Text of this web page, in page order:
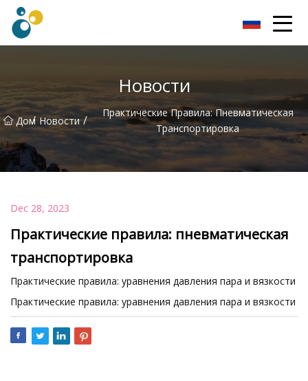
Новости
Дом
/ Новости /
Практические Правила: Пневматическая
Транспортировка
Dec 28, 2023
Практические правила: пневматическая
транспортировка
Практические правила: уравнения давления пара и вязкости
Практические правила: уравнения давления пара и вязкости